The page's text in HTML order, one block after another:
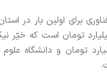
برای اولین بار در
و ارزش آن ۱۲ میلیارد تومان است
معادل ۶ میلیارد تومان و